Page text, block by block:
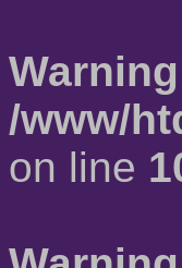
Warning
/www/
on line